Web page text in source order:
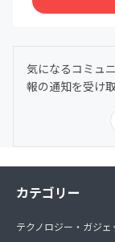
③ メンバー限定
わからないこ
を共有できます
気になるコミュ
報の通知を受け取
カテゴリー
テクノロジー・ガジェ